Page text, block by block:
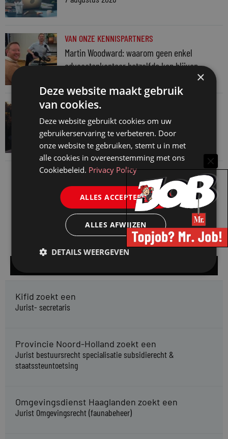
VAN ONZE KENNISPARTNERS
Martin Woodward: waarom geen enkel
advocatenkantoor hetzelfde kan blijven
VAN ONZE KENNISPARTNERS
Waarom standaard carrièrepaden talent
kosten
31 juli 2026
Kifid zoekt een
Jurist- secretaris
Provincie Noord-Holland zoekt een
Jurist bestuursrecht specialisatie subsidierecht &
staatssteuntoetsing
Omgevingsdienst Haaglanden zoekt een
Jurist Omgevingsrecht (faunabeheer)
×
Deze website maakt gebruik
van cookies.
Deze website gebruikt cookies om uw
gebruikerservaring te verbeteren. Door
onze website te gebruiken, stemt u in met
alle cookies in overeenstemming met ons
Cookiebeleid. Privacy Policy
ALLES ACCEPTEREN
ALLES AFWIJZEN
DETAILS WEERGEVEN